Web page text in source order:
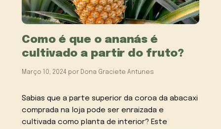
Como é que o ananás é
cultivado a partir do fruto?
Março 10, 2024 por Dona Graciete Antunes
Sabias que a parte superior da coroa da abacaxi
comprada na loja pode ser enraizada e
cultivada como planta de interior? Este